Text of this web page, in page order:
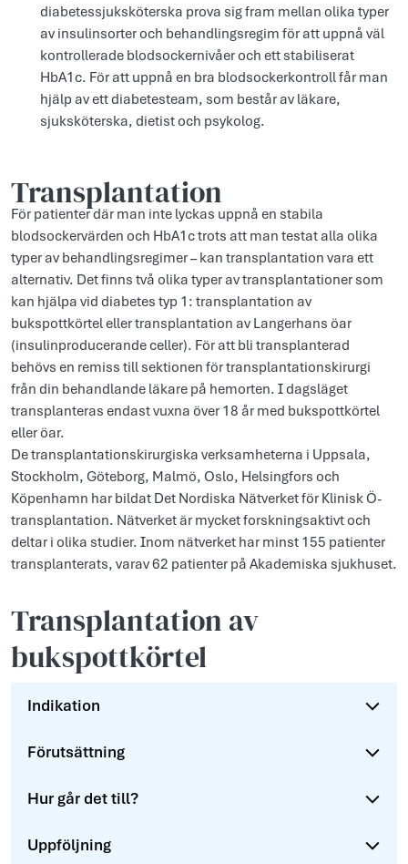
diabetessjuksköterska prova sig fram mellan olika typer
av insulinsorter och behandlingsregim för att uppnå väl
kontrollerade blodsockernivåer och ett stabiliserat
HbA1c. För att uppnå en bra blodsockerkontroll får man
hjälp av ett diabetesteam, som består av läkare,
sjuksköterska, dietist och psykolog.
Transplantation
För patienter där man inte lyckas uppnå en stabila
blodsockervärden och HbA1c trots att man testat alla olika
typer av behandlingsregimer – kan transplantation vara ett
alternativ. Det finns två olika typer av transplantationer som
kan hjälpa vid diabetes typ 1: transplantation av
bukspottkörtel eller transplantation av Langerhans öar
(insulinproducerande celler). För att bli transplanterad
behövs en remiss till sektionen för transplantationskirurgi
från din behandlande läkare på hemorten. I dagsläget
transplanteras endast vuxna över 18 år med bukspottkörtel
eller öar.
De transplantationskirurgiska verksamheterna i Uppsala,
Stockholm, Göteborg, Malmö, Oslo, Helsingfors och
Köpenhamn har bildat Det Nordiska Nätverket för Klinisk Ö-
transplantation. Nätverket är mycket forskningsaktivt och
deltar i olika studier. Inom nätverket har minst 155 patienter
transplanterats, varav 62 patienter på Akademiska sjukhuset.
Transplantation av
bukspottkörtel
Indikation
Förutsättning
Hur går det till?
Uppföljning